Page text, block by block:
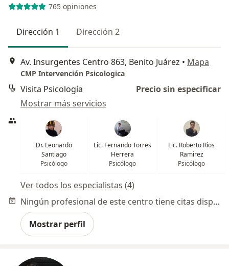
765 opiniones
Dirección 1 Dirección 2
Av. Insurgentes Centro 863, Benito Juárez • Mapa
CMP Intervención Psicologica
Visita Psicología
Precio sin especificar
Mostrar más servicios
Dr. Leonardo
Santiago
Psicólogo
Lic. Fernando Torres
Herrera
Psicólogo
Lic. Roberto Ríos
Ramirez
Psicólogo
Ver todos los especialistas (4)
Ningún profesional de este centro tiene citas disponibles
Mostrar perfil